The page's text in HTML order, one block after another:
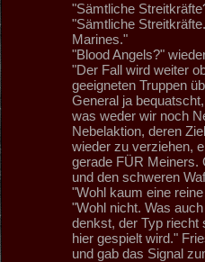
"Sämtliche
"Sämtliche
Marines."
"Blood Angels?"
"Der Fall wird weiter
geeigneten Truppen
General ja
was weder wir noch
Nebelaktion, deren
wieder zu verziehen,
gerade FÜR Meiners.
und den schweren
"Wohl kaum eine
"Wohl nicht. Was
denkst, der Typ riecht
hier gespielt wird."
und gab das Signal